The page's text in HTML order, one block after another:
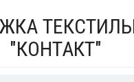
"КОНТАКТ"